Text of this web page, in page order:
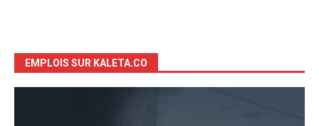
EMPLOIS SUR KALETA.CO